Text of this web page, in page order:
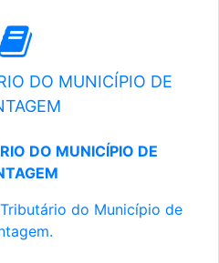
DO MUNICÍPIO DE
DO MUNICÍPIO DE
do Município de